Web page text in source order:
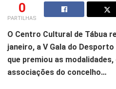
0
PARTILHAS
O Centro Cultural de Tábua
janeiro, a V Gala do
que premiou as
associações do concelho…